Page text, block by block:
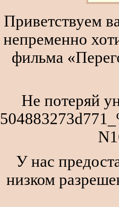
Приветствуем
непременно
фильма
Не потеряй
У нас
низком